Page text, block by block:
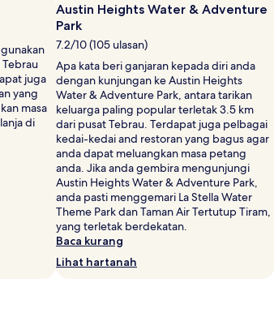
juga
yang
masa
di
Austin Heights Water & Adventure
Park
7.2/10 (105 ulasan)
Apa kata beri ganjaran kepada diri anda
dengan kunjungan ke Austin Heights
Water & Adventure Park, antara tarikan
keluarga paling popular terletak 3.5 km
dari pusat Tebrau. Terdapat juga pelbagai
kedai-kedai and restoran yang bagus agar
anda dapat meluangkan masa petang
anda. Jika anda gembira mengunjungi
Austin Heights Water & Adventure Park,
anda pasti menggemari La Stella Water
Theme Park dan Taman Air Tertutup Tiram,
yang terletak berdekatan.
Baca kurang
Lihat hartanah